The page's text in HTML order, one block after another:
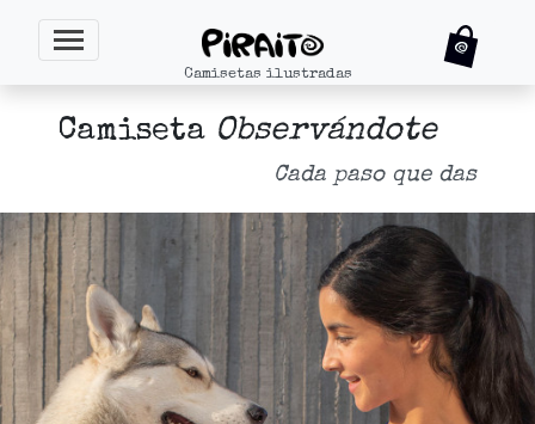
Camisetas ilustradas
Camiseta Observándote
Cada paso que das